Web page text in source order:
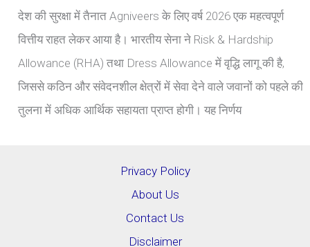
देश की सुरक्षा में तैनात Agniveers के लिए वर्ष 2026 एक महत्वपूर्ण
वित्तीय राहत लेकर आया है। भारतीय सेना ने Risk & Hardship
Allowance (RHA) तथा Dress Allowance में वृद्धि लागू की है,
जिससे कठिन और संवेदनशील क्षेत्रों में सेवा देने वाले जवानों को पहले की
तुलना में अधिक आर्थिक सहायता प्राप्त होगी। यह निर्णय
Privacy Policy
About Us
Contact Us
Disclaimer